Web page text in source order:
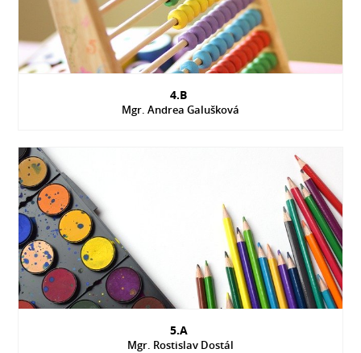
4.B
Mgr. Andrea Galušková
5.A
Mgr. Rostislav Dostál